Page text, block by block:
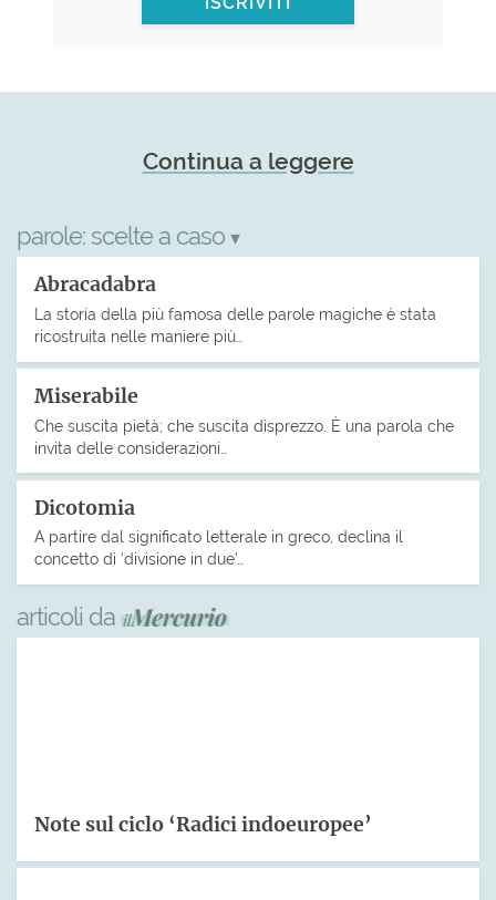
Continua a leggere
parole: scelte a caso ▾
Abracadabra
La storia della più famosa delle parole magiche è stata
ricostruita nelle maniere più…
Miserabile
Che suscita pietà; che suscita disprezzo. È una parola che
invita delle considerazioni…
Dicotomia
A partire dal significato letterale in greco, declina il
concetto di ‘divisione in due’…
articoli da
Note sul ciclo ‘Radici indoeuropee’